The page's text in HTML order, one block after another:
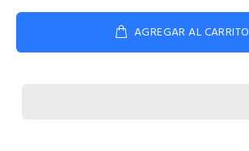
AGREGAR AL CARRITO